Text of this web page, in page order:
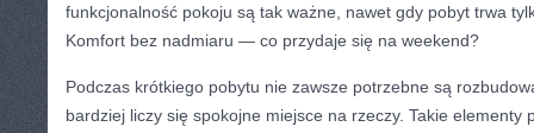
funkcjonalność pokoju są tak ważne, nawet gdy pobyt trwa
Komfort bez nadmiaru — co przydaje się na weekend?
Podczas krótkiego pobytu nie zawsze potrzebne są
bardziej liczy się spokojne miejsce na rzeczy. Takie elementy